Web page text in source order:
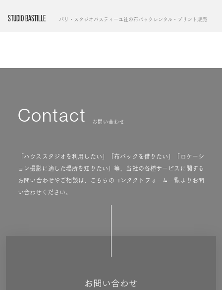
STUDIO BASTILLE パリ・スタジオバスティーユ社の布バックレンタル・プリント販売
Contact お問い合わせ
「ハウススタジオを利用したい」「布バックを借りたい」「ロケーシ
ョン撮影に適した場所を知りたい」等、当社の各種サービスに関する
お問い合わせやご相談は、こちらのコンタクトフォーム一覧よりお問
い合わせください。
お問い合わせ